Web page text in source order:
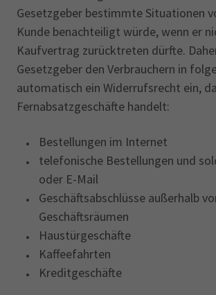
Gesetzgeber bestimmte Situationen
Kunde benachteiligt würde, wenn er
Kaufvertrag zurücktreten dürfte.
Gesetzgeber den Verbrauchern in
automatisch ein Widerrufsrecht ein,
Fernabsatzgeschäfte handelt:
Bestellungen im Internet
telefonische Bestellungen und
oder E-Mail
Geschäftsabschlüsse außerhalb
Geschäftsräumen
Haustürgeschäfte
Kaffeefahrten
Kreditgeschäfte